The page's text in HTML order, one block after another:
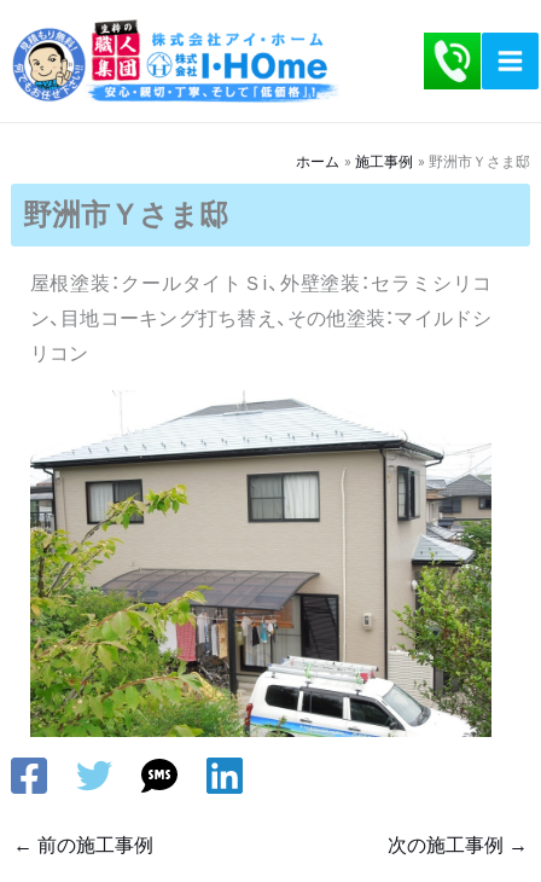
容
を
ッ
ホーム 施工事例 野洲市Ｙさま邸
野洲市Ｙさま邸
屋根塗装：クールタイトＳi、外壁塗装：セラミシリコ
ン、目地コーキング打ち替え、その他塗装：マイルドシ
リコン
← 前の施工事例 次の施工事例 →